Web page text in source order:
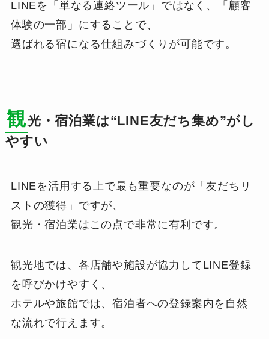
LINEを「単なる連絡ツール」ではなく、「顧客
体験の一部」にすることで、
選ばれる宿になる仕組みづくりが可能です。
観光・宿泊業は“LINE友だち集め”がし
やすい
LINEを活用する上で最も重要なのが「友だちリ
ストの獲得」ですが、
観光・宿泊業はこの点で非常に有利です。
観光地では、各店舗や施設が協力してLINE登録
を呼びかけやすく、
ホテルや旅館では、宿泊者への登録案内を自然
な流れで行えます。